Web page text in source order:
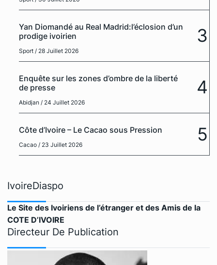
Yan Diomandé au Real Madrid:l’éclosion d’un
prodige ivoirien
Sport / 28 Juillet 2026
3
Enquête sur les zones d’ombre de la liberté
de presse
Abidjan / 24 Juillet 2026
4
Côte d’Ivoire – Le Cacao sous Pression
Cacao / 23 Juillet 2026 5
IvoireDiaspo
Le Site des Ivoiriens de l’étranger et des Amis de la
COTE D’IVOIRE
Directeur De Publication